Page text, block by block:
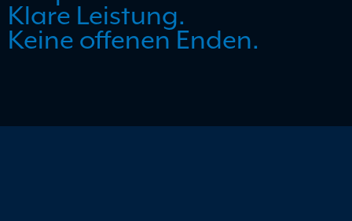
Klare Leistung.
Keine offenen Enden.